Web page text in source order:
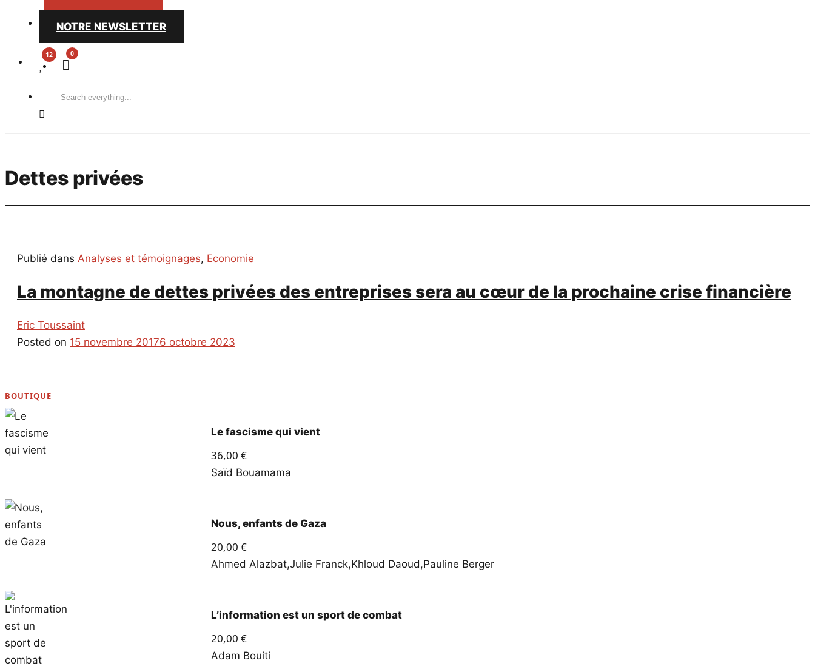
NOTRE NEWSLETTER
0
Search
Dettes privées
Publié dans Analyses et témoignages, Economie
La montagne de dettes privées des entreprises sera au cœur de la prochaine crise financière
Eric Toussaint
Posted on 15 novembre 20176 octobre 2023
BOUTIQUE
Le fascisme qui vient
36,00 €
Saïd Bouamama
Nous, enfants de Gaza
20,00 €
Ahmed Alazbat,Julie Franck,Khloud Daoud,Pauline Berger
L’information est un sport de combat
20,00 €
Adam Bouiti